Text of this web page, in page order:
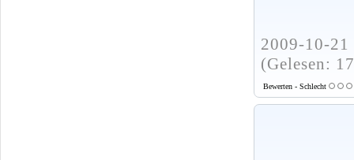
2009-10-
(Gelesen:
Bewerten - Schlecht